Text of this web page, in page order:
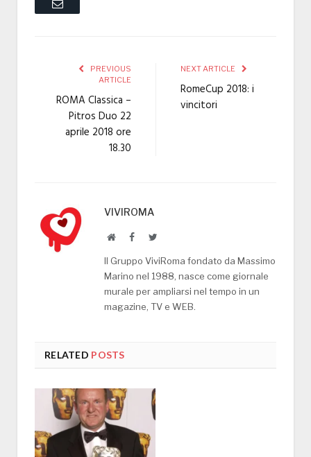
Email
PREVIOUS
ARTICLE
ROMA Classica –
Pitros Duo 22
aprile 2018 ore
18.30
NEXT ARTICLE
RomeCup 2018: i
vincitori
VIVIROMA
WebsiteFacebookTwitter
Il Gruppo ViviRoma fondato da Massimo
Marino nel 1988, nasce come giornale
murale per ampliarsi nel tempo in un
magazine, TV e WEB.
RELATED POSTS